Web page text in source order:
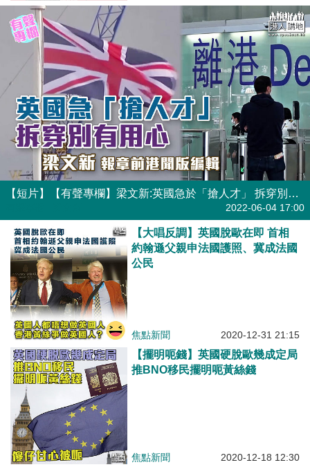
【短片】【有聲專欄】梁文新:英國急於「搶人才」 拆穿別有用心
2022-06-04 17:00
【大唱反調】英國脫歐在即 首相
約翰遜父親申法國護照、冀成法國
公民
焦點新聞 2020-12-31 21:15
【擺明呃錢】英國硬脫歐幾成定局
推BNO移民擺明呃黃絲錢
焦點新聞 2020-12-18 12:30